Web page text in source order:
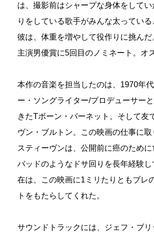
は、撮影前はシャープな身体をしてい
りをしている歌手がみんな太ってい
彼は、体重を増やして役作りに挑ん
主演男優賞に5回目のノミネート。オ
本作の音楽を担当したのは、1970年
ー・ソングライター/プロデューサー
きたTボーン・バーネット。そして友
ヴン・ブルトン。この映画の仕事に取
スティーヴンは、公開前に癌のために
バッドのようなドサ回りを長年経験
在は、この映画に1ミリたりともブレ
トをもたらしてくれた。
サウンドトラックには、ジェフ・ブリ